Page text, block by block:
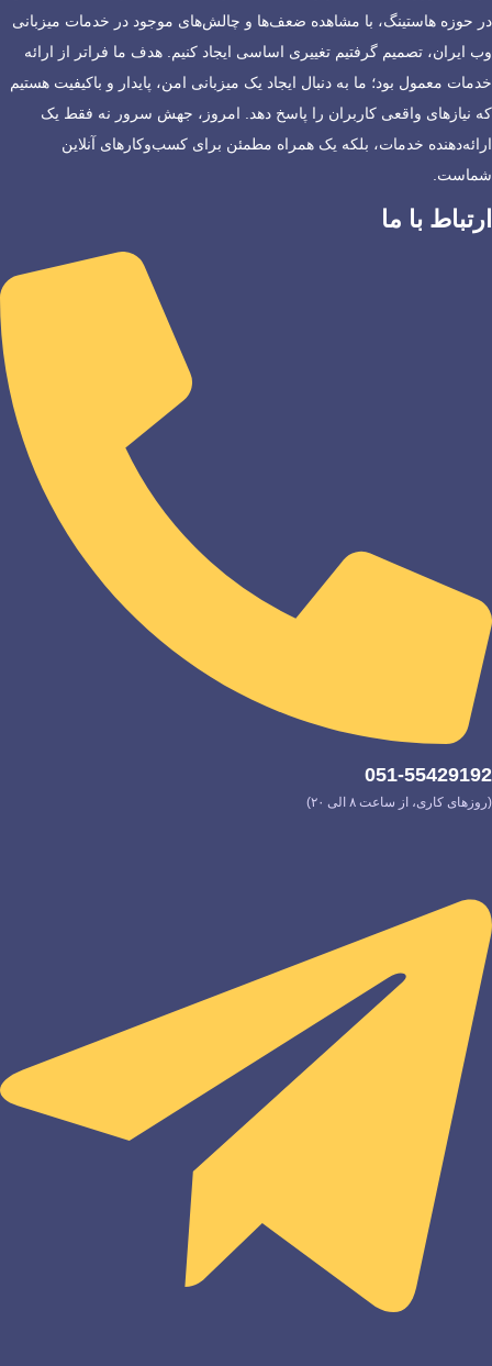
در حوزه هاستینگ، با مشاهده ضعف‌ها و چالش‌های موجود در خدمات میزبانی
وب ایران، تصمیم گرفتیم تغییری اساسی ایجاد کنیم. هدف ما فراتر از ارائه
خدمات معمول بود؛ ما به دنبال ایجاد یک میزبانی امن، پایدار و باکیفیت هستیم
که نیازهای واقعی کاربران را پاسخ دهد. امروز، جهش سرور نه فقط یک
ارائه‌دهنده خدمات، بلکه یک همراه مطمئن برای کسب‌وکارهای آنلاین
شماست.
ارتباط با ما
051-55429192
(روزهای کاری، از ساعت ۸ الی ۲۰)